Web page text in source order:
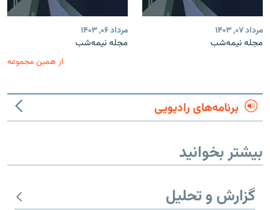
مرداد ۰۷, ۱۴۰۳
مجله نیمه‌شب
مرداد ۰۶, ۱۴۰۳
مجله نیمه‌شب
از همین مجموعه
برنامه‌های رادیویی
بیشتر بخوانید
گزارش و تحلیل